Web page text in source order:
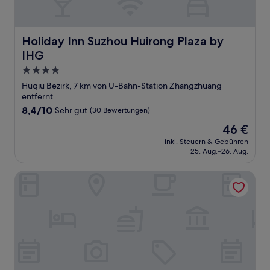
Holiday Inn Suzhou Huirong Plaza by
IHG
Holiday Inn Suzhou Huirong Plaza by IHG
4.0-
Sterne-
Unterkunft
Huqiu Bezirk, 7 km von U-Bahn-Station Zhangzhuang
entfernt
8.4
Bewertungen)
8,4/10 Sehr gut (30 Bewertungen)
Der
Preis
beträgt
46 €
inkl. Steuern & Gebühren
25. Aug.–26. Aug.